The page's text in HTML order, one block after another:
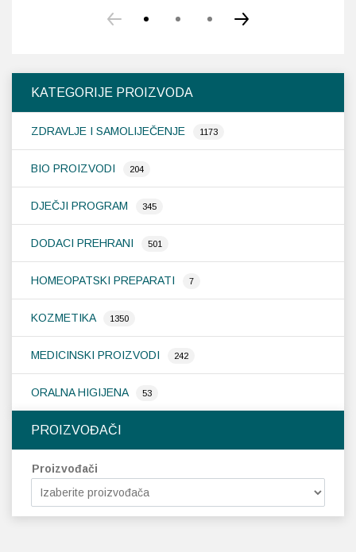
KATEGORIJE PROIZVODA
ZDRAVLJE I SAMOLIJEČENJE 1173
BIO PROIZVODI 204
DJEČJI PROGRAM 345
DODACI PREHRANI 501
HOMEOPATSKI PREPARATI 7
KOZMETIKA 1350
MEDICINSKI PROIZVODI 242
ORALNA HIGIJENA 53
PROIZVOĐAČI
Proizvođači
se
mogu
odabrati
na
stranici
proizvoda